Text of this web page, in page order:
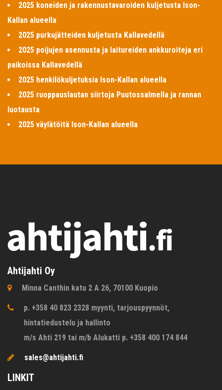
2025 koneiden ja rakennustavaroiden kuljetusta Ison-
Kallan alueella
2025 purkujätteiden kuljetusta Kallavedellä
2025 poijujen asennusta ja laitureiden ankkuroiteja eri
paikoissa Kallavedellä
2025 henkilökuljetuksia Ison-Kallan alueella
2025 ruoppauslautan siirtoja Puutossalmella ja rannan
luotausta
2025 väylätöitä Ison-Kallan alueella
Ahtijahti Oy
Minna Canthin katu 2 A 26, 70100 Kuopio
p. +358 40 823 2328 myynti, tarjouspyynnöt,
hintatiedustelu ja hallinto
m/s Ahti 219 tai m/b Alukatti p. +358 400 174 844
sales@ahtijahti.fi
LINKIT